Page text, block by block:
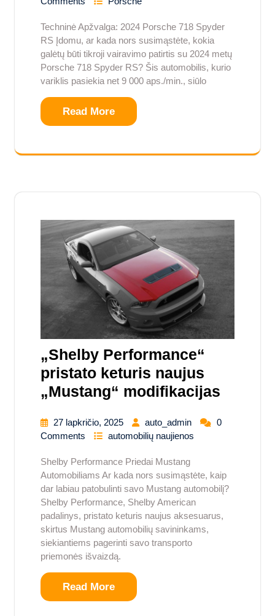
Techninė Apžvalga: 2024 Porsche 718 Spyder
RS Įdomu, ar kada nors susimąstėte, kokia
galėtų būti tikroji vairavimo patirtis su 2024 metų
Porsche 718 Spyder RS? Šis automobilis, kurio
variklis pasiekia net 9 000 aps./min., siūlo
Read More
„Shelby Performance“
pristato keturis naujus
„Mustang“ modifikacijas
27 lapkričio, 2025 auto_admin
0
Comments
automobilių naujienos
Shelby Performance Priedai Mustang
Automobiliams Ar kada nors susimąstėte, kaip
dar labiau patobulinti savo Mustang automobilį?
Shelby Performance, Shelby American
padalinys, pristato keturis naujus aksesuarus,
skirtus Mustang automobilių savininkams,
siekiantiems pagerinti savo transporto
priemonės išvaizdą.
Read More